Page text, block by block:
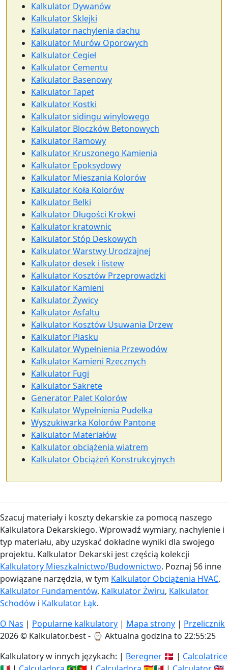
Kalkulator Dywanów
Kalkulator Sklejki
Kalkulator nachylenia dachu
Kalkulator Murów Oporowych
Kalkulator Cegieł
Kalkulator Cementu
Kalkulator Basenowy
Kalkulator Tapet
Kalkulator Kostki
Kalkulator sidingu winylowego
Kalkulator Bloczków Betonowych
Kalkulator Ramowy
Kalkulator Kruszonego Kamienia
Kalkulator Epoksydowy
Kalkulator Mieszania Kolorów
Kalkulator Koła Kolorów
Kalkulator Belki
Kalkulator Długości Krokwi
Kalkulator kratownic
Kalkulator Stóp Deskowych
Kalkulator Warstwy Urodzajnej
Kalkulator desek i listew
Kalkulator Kosztów Przeprowadzki
Kalkulator Kamieni
Kalkulator Żywicy
Kalkulator Asfaltu
Kalkulator Kosztów Usuwania Drzew
Kalkulator Piasku
Kalkulator Wypełnienia Przewodów
Kalkulator Kamieni Rzecznych
Kalkulator Fugi
Kalkulator Sakrete
Generator Palet Kolorów
Kalkulator Wypełnienia Pudełka
Wyszukiwarka Kolorów Pantone
Kalkulator Materiałów
Kalkulator obciążenia wiatrem
Kalkulator Obciążeń Konstrukcyjnych
Szacuj materiały i koszty dekarskie za pomocą naszego
Kalkulatora Dekarskiego. Wprowadź wymiary, nachylenie i
typ materiału, aby uzyskać dokładne wyniki dla swojego
projektu. Kalkulator Dekarski jest częścią kolekcji
Kalkulatory Mieszkalnictwo/Budownictwo. Poznaj 56 inne
powiązane narzędzia, w tym Kalkulator Obciążenia HVAC,
Kalkulator Fundamentów, Kalkulator Żwiru, Kalkulator
Schodów i Kalkulator Łąk.
O Nas | Popularne kalkulatory | Mapa strony | Przelicznik
2026 © Kalkulator.best - ⌚ Aktualna godzina to 22:55:25
Kalkulatory w innych językach: | Beregner 🇩🇰 | Calcolatrice